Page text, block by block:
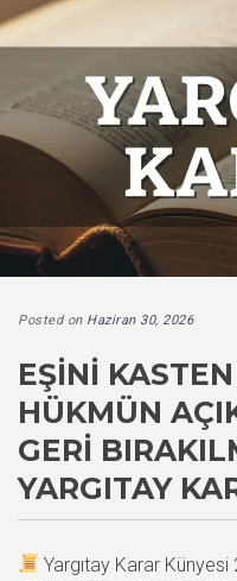
Posted on Haziran 30, 2026
EŞINI
HÜKMÜN
GERI
YARGITAY
Yargıtay Karar